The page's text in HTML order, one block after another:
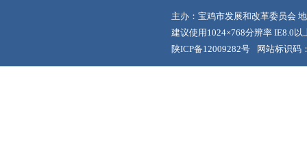
主办：宝鸡市发展和改革委员会
建议使用1024×768分辨率 IE8.0以
陕ICP备12009282号
网站标识码